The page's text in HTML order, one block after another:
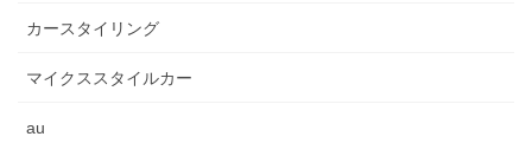
カースタイリング
マイクススタイルカー
au